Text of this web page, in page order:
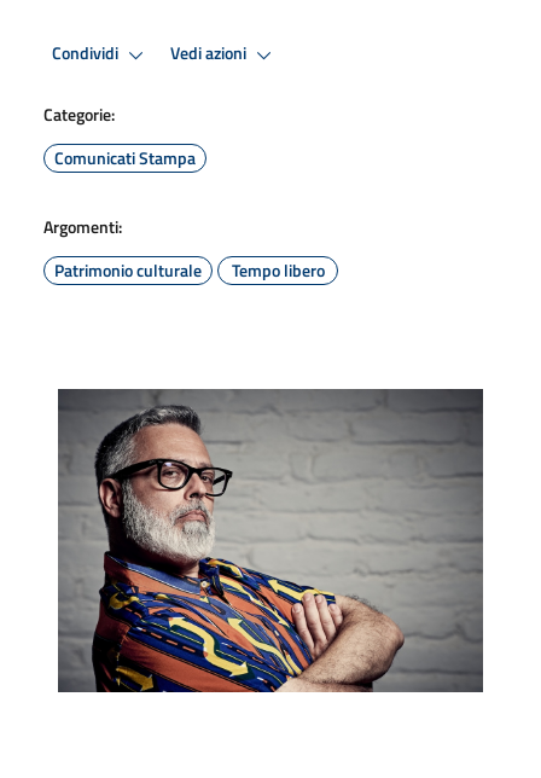
Condividi Vedi azioni
Categorie:
Comunicati Stampa
Argomenti:
Patrimonio culturale
Tempo libero